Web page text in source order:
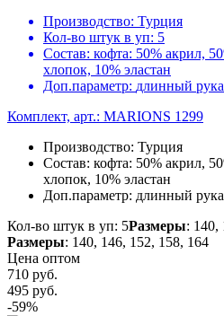
Производство: Турция
Кол-во штук в уп: 5
Состав: кофта: 50% акрил,
хлопок, 10% эластан
Доп.параметр: длинный
Комплект, арт.: MARIONS 1299
Производство: Турция
Состав: кофта: 50% акрил,
хлопок, 10% эластан
Доп.параметр: длинный
Кол-во штук в уп: 5Размеры: 140,
Размеры: 140, 146, 152, 158, 164
Цена оптом
710 руб.
495 руб.
-59%